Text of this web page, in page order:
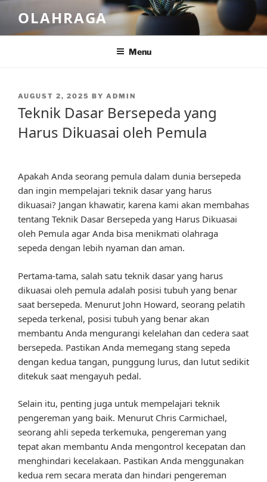
content
OLAHRAGA
Menu
POSTED
AUGUST 2, 2025 BY ADMIN
Teknik Dasar Bersepeda yang
Harus Dikuasai oleh Pemula
Apakah Anda seorang pemula dalam dunia bersepeda
dan ingin mempelajari teknik dasar yang harus
dikuasai? Jangan khawatir, karena kami akan membahas
tentang Teknik Dasar Bersepeda yang Harus Dikuasai
oleh Pemula agar Anda bisa menikmati olahraga
sepeda dengan lebih nyaman dan aman.
Pertama-tama, salah satu teknik dasar yang harus
dikuasai oleh pemula adalah posisi tubuh yang benar
saat bersepeda. Menurut John Howard, seorang pelatih
sepeda terkenal, posisi tubuh yang benar akan
membantu Anda mengurangi kelelahan dan cedera saat
bersepeda. Pastikan Anda memegang stang sepeda
dengan kedua tangan, punggung lurus, dan lutut sedikit
ditekuk saat mengayuh pedal.
Selain itu, penting juga untuk mempelajari teknik
pengereman yang baik. Menurut Chris Carmichael,
seorang ahli sepeda terkemuka, pengereman yang
tepat akan membantu Anda mengontrol kecepatan dan
menghindari kecelakaan. Pastikan Anda menggunakan
kedua rem secara merata dan hindari pengereman